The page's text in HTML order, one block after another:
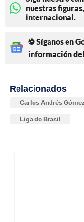
nuestras
internacional.
⚽ Síganos en
información
Relacionados
Carlos Andrés Gómez
Liga de Brasil